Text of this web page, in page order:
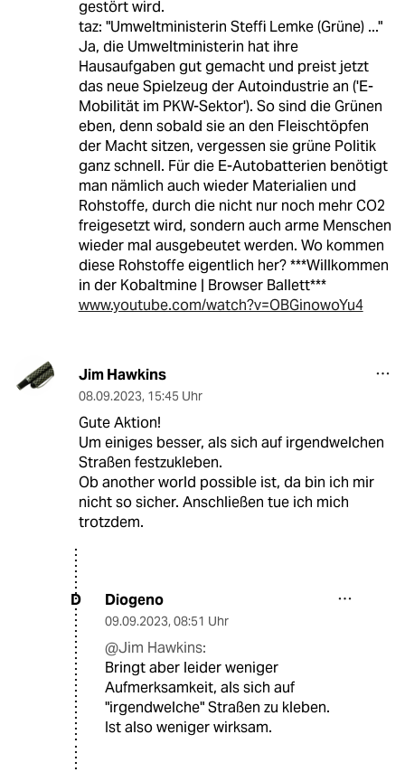
gestört wird.
taz: "Umweltministerin Steffi Lemke (Grüne) ..."
Ja, die Umweltministerin hat ihre
Hausaufgaben gut gemacht und preist jetzt
das neue Spielzeug der Autoindustrie an ('E-
Mobilität im PKW-Sektor'). So sind die Grünen
eben, denn sobald sie an den Fleischtöpfen
der Macht sitzen, vergessen sie grüne Politik
ganz schnell. Für die E-Autobatterien benötigt
man nämlich auch wieder Materialien und
Rohstoffe, durch die nicht nur noch mehr CO2
freigesetzt wird, sondern auch arme Menschen
wieder mal ausgebeutet werden. Wo kommen
diese Rohstoffe eigentlich her? ***Willkommen
in der Kobaltmine | Browser Ballett***
www.youtube.com/watch?v=OBGinowoYu4
Jim Hawkins
08.09.2023, 15:45 Uhr
Gute Aktion!
Um einiges besser, als sich auf irgendwelchen
Straßen festzukleben.
Ob another world possible ist, da bin ich mir
nicht so sicher. Anschließen tue ich mich
trotzdem.
D Diogeno
09.09.2023, 08:51 Uhr
@Jim Hawkins:
Bringt aber leider weniger
Aufmerksamkeit, als sich auf
"irgendwelche" Straßen zu kleben.
Ist also weniger wirksam.